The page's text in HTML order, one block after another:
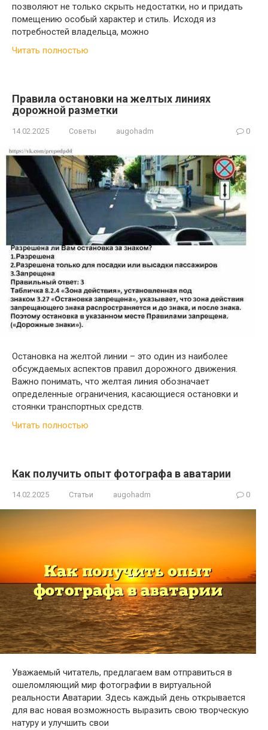
позволяют не только скрыть недостатки, но и придать
помещению особый характер и стиль. Исходя из
потребностей владельца, можно
Читать полностью
Правила остановки на желтых линиях
дорожной разметки
14.02.2025 Советы augohadm 0
Остановка на желтой линии – это один из наиболее
обсуждаемых аспектов правил дорожного движения.
Важно понимать, что желтая линия обозначает
определенные ограничения, касающиеся остановки и
стоянки транспортных средств.
Читать полностью
Как получить опыт фотографа в аватарии
14.02.2025 Статьи augohadm 0
Уважаемый читатель, предлагаем вам отправиться в
ошеломляющий мир фотографии в виртуальной
реальности Аватарии. Здесь каждый день открывается
для вас новая возможность выразить свою творческую
натуру и улучшить свои